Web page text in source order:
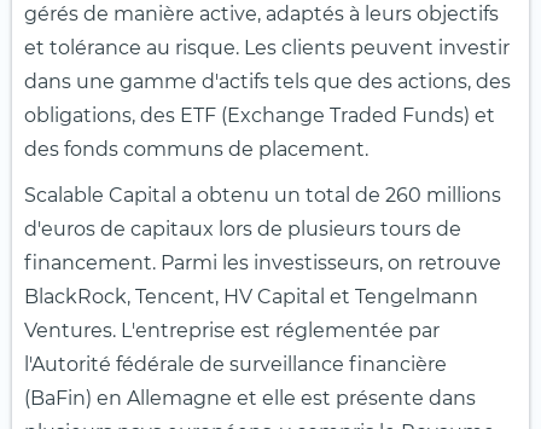
gérés de manière active, adaptés à leurs objectifs
et tolérance au risque. Les clients peuvent investir
dans une gamme d'actifs tels que des actions, des
obligations, des ETF (Exchange Traded Funds) et
des fonds communs de placement.
Scalable Capital a obtenu un total de 260 millions
d'euros de capitaux lors de plusieurs tours de
financement. Parmi les investisseurs, on retrouve
BlackRock, Tencent, HV Capital et Tengelmann
Ventures. L'entreprise est réglementée par
l'Autorité fédérale de surveillance financière
(BaFin) en Allemagne et elle est présente dans